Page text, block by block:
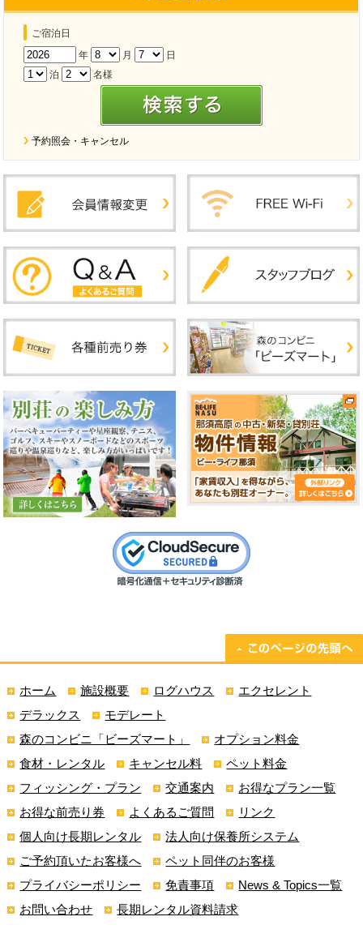
ご宿泊日
年
月
日
泊
名様
予約照会・キャンセル
ホーム 施設概要 ログハウス
エクセレント
デラックス
モデレート
森のコンビニ「ビーズマート」
オプション料金
食材・レンタル
キャンセル料
ペット料金
フィッシング・プラン
交通案内
お得なプラン一覧
お得な前売り券
よくあるご質問
リンク
個人向け長期レンタル
法人向け保養所システム
ご予約頂いたお客様へ
ペット同伴のお客様
プライバシーポリシー
免責事項
News & Topics一覧
お問い合わせ
長期レンタル資料請求